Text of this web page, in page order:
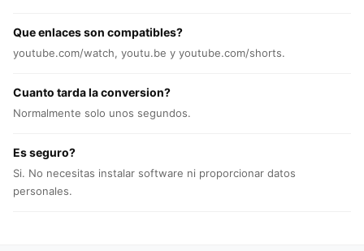
Que enlaces son compatibles?
youtube.com/watch, youtu.be y youtube.com/shorts.
Cuanto tarda la conversion?
Normalmente solo unos segundos.
Es seguro?
Si. No necesitas instalar software ni proporcionar datos
personales.